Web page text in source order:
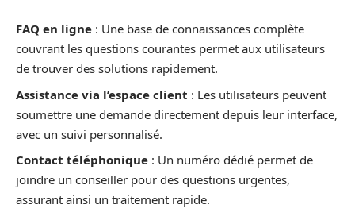
FAQ en ligne : Une base de connaissances complète
couvrant les questions courantes permet aux utilisateurs
de trouver des solutions rapidement.
Assistance via l’espace client : Les utilisateurs peuvent
soumettre une demande directement depuis leur interface,
avec un suivi personnalisé.
Contact téléphonique : Un numéro dédié permet de
joindre un conseiller pour des questions urgentes,
assurant ainsi un traitement rapide.